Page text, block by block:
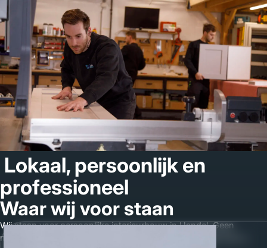
Lokaal, persoonlijk en
professioneel
Waar wij voor staan
Wij staan voor persoonlijke interieurbouw in Handel. Geen
massaproductie, maar maatwerk meubels die speciaal voor u